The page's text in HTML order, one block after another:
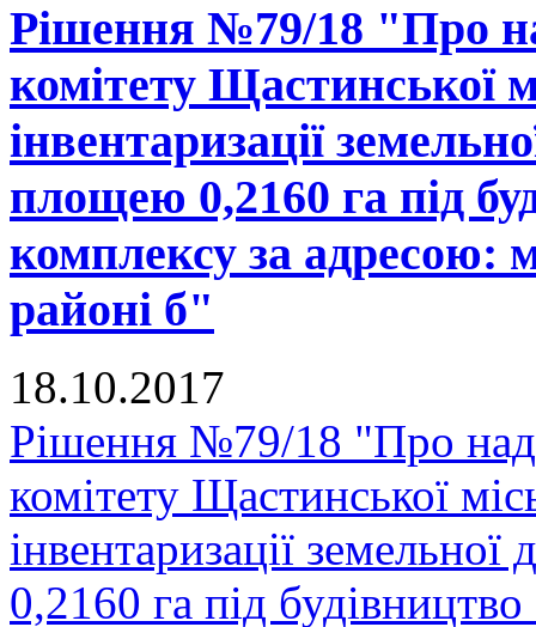
Рішення №79/18 "Про
комітету Щастинської
інвентаризації
площею 0,2160 га під
комплексу за
районі б"
18.10.2017
Рішення №79/18 "Про
комітету Щастинської
інвентаризації
0,2160 га під